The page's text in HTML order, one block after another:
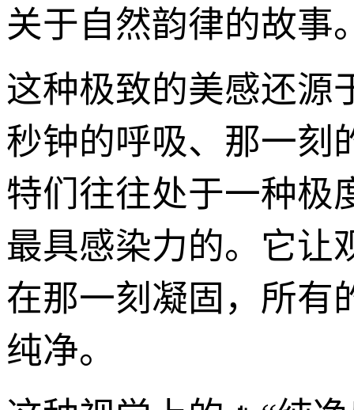
关于自然韵律的故事
这种极致的美感还源
秒钟的呼吸、那一刻
特们往往处于一种极
最具感染力的。它让
在那一刻凝固，所有
纯净。